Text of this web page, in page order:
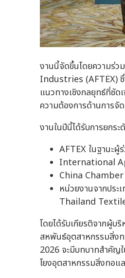
งานนี้จัดขึ้นโดยความร่
Industries (AFTEX)
แนวทางเชิงกลยุทธ์ที่ชัด
ความต้องการด้านการจั
งานในปีนี้ได้รับการยกร
AFTEX ในฐานะ
International
China
หน่วยงานจากปร
Thailand
โดยได้รับเกียรติจากผู้บ
สหพันธ์อุตสาหกรรมสิ่ง
2026 จะมีบทบาทสำคัญ
โยงอุตสาหกรรมสิ่งทอแ